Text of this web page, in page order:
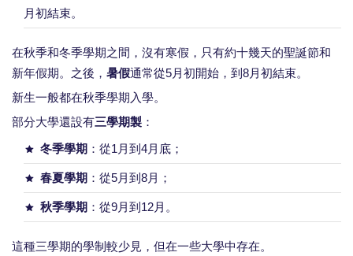
月初結束。
在秋季和冬季學期之間，沒有寒假，只有約十幾天的聖誕節和
新年假期。之後， 暑假通常從5月初開始，到8月初結束。
新生一般都在秋季學期入學。
部分大學還設有三學期製 ：
冬季學期 ：從1月到4月底；
春夏學期 ：從5月到8月；
秋季學期 ：從9月到12月。
這種三學期的學制較少見，但在一些大學中存在。